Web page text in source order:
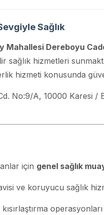
Sağlık
Mahallesi Dereboyu
sağlık hizmetleri
hizmeti konusunda
No:9/A, 10000 Karesi /
için genel sağlık
ve koruyucu sağlık
operasyonları